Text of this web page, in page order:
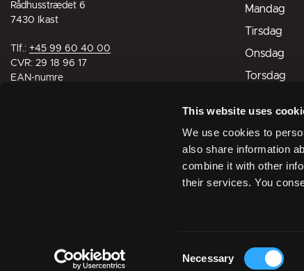
This website uses
We use cookies to
also share information
combine it with other
their services. You
Necessary
Rådhusstrædet 6
7430 Ikast
Tlf.: +45 99 60 40 00
CVR: 29 18 96 17
EAN-numre
Mandag
Tirsdag
Onsdag
Torsdag
Lukket
Facebook Linkedin Instagram